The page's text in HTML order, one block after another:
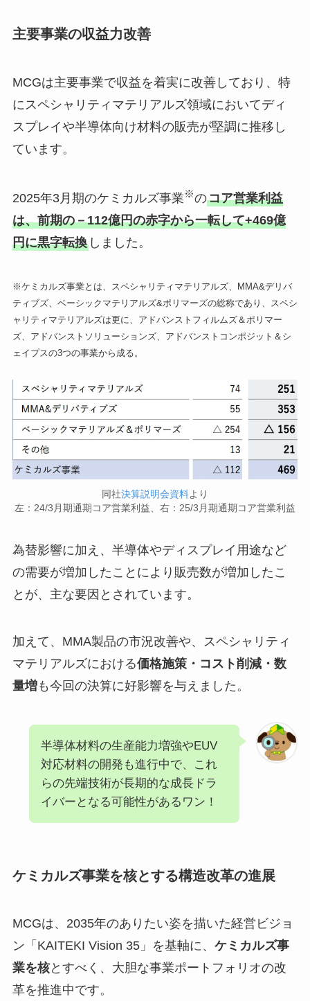
主要事業の収益力改善
MCGは主要事業で収益を着実に改善しており、特
にスペシャリティマテリアルズ領域においてディ
スプレイや半導体向け材料の販売が堅調に推移し
ています。
2025年3月期のケミカルズ事業※のコア営業利益
は、前期の－112億円の赤字から一転して+469億
円に黒字転換しました。
※ケミカルズ事業とは、スペシャリティマテリアルズ、MMA&デリバ
ティブズ、ベーシックマテリアルズ&ポリマーズの総称であり、スペシ
ャリティマテリアルズは更に、アドバンストフィルムズ＆ポリマー
ズ、アドバンストソリューションズ、アドバンストコンポジット＆シ
ェイプスの3つの事業から成る。
同社決算説明会資料より
左：24/3月期通期コア営業利益、右：25/3月期通期コア営業利益
為替影響に加え、半導体やディスプレイ用途など
の需要が増加したことにより販売数が増加したこ
とが、主な要因とされています。
加えて、MMA製品の市況改善や、スペシャリティ
マテリアルズにおける価格施策・コスト削減・数
量増も今回の決算に好影響を与えました。
半導体材料の生産能力増強やEUV
対応材料の開発も進行中で、これ
らの先端技術が長期的な成長ドラ
イバーとなる可能性があるワン！
ケミカルズ事業を核とする構造改革の進展
MCGは、2035年のありたい姿を描いた経営ビジョ
ン「KAITEKI Vision 35」を基軸に、 ケミカルズ事
業を核とすべく、大胆な事業ポートフォリオの改
革を推進中です。